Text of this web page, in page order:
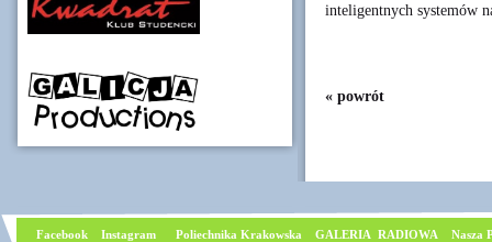
inteligentnych systemów
« powrót
Facebook Instagram Poliechnika Krakowska GALERIA RADIOWA Nasza